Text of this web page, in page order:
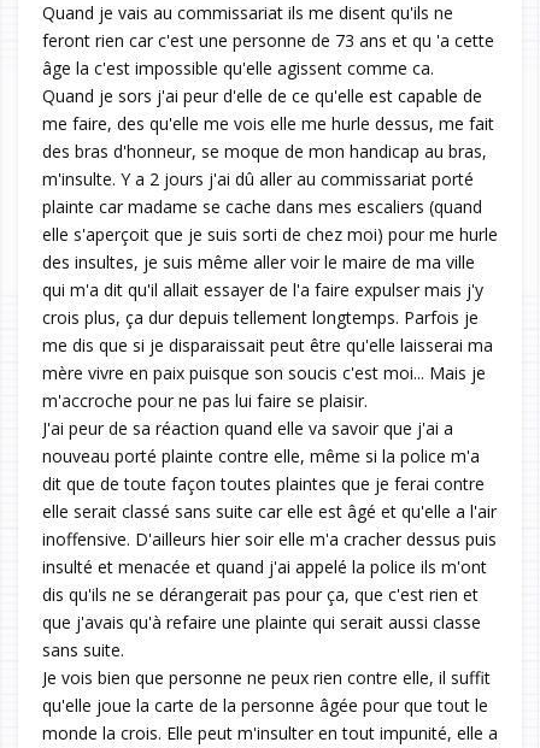
Quand je vais au commissariat ils me disent qu'ils ne
feront rien car c'est une personne de 73 ans et qu 'a cette
âge la c'est impossible qu'elle agissent comme ca.
Quand je sors j'ai peur d'elle de ce qu'elle est capable de
me faire, des qu'elle me vois elle me hurle dessus, me fait
des bras d'honneur, se moque de mon handicap au bras,
m'insulte. Y a 2 jours j'ai dû aller au commissariat porté
plainte car madame se cache dans mes escaliers (quand
elle s'aperçoit que je suis sorti de chez moi) pour me hurle
des insultes, je suis même aller voir le maire de ma ville
qui m'a dit qu'il allait essayer de l'a faire expulser mais j'y
crois plus, ça dur depuis tellement longtemps. Parfois je
me dis que si je disparaissait peut être qu'elle laisserai ma
mère vivre en paix puisque son soucis c'est moi... Mais je
m'accroche pour ne pas lui faire se plaisir.
J'ai peur de sa réaction quand elle va savoir que j'ai a
nouveau porté plainte contre elle, même si la police m'a
dit que de toute façon toutes plaintes que je ferai contre
elle serait classé sans suite car elle est âgé et qu'elle a l'air
inoffensive. D'ailleurs hier soir elle m'a cracher dessus puis
insulté et menacée et quand j'ai appelé la police ils m'ont
dis qu'ils ne se dérangerait pas pour ça, que c'est rien et
que j'avais qu'à refaire une plainte qui serait aussi classe
sans suite.
Je vois bien que personne ne peux rien contre elle, il suffit
qu'elle joue la carte de la personne âgée pour que tout le
monde la crois. Elle peut m'insulter en tout impunité, elle a